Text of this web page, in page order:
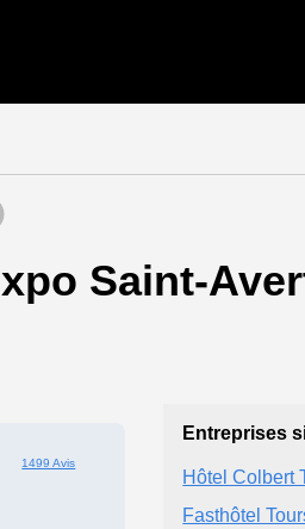
Saint-
1499 Avis
Entreprises
Hôtel Colbert
Fasthôtel